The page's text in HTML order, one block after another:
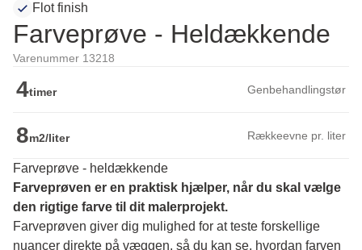
Flot finish
Farveprøve - Heldækkende
Varenummer 13218
4timer Genbehandlingstør
8m2/liter Rækkeevne pr. liter
Farveprøve - heldækkende
Farveprøven er en praktisk hjælper, når du skal vælge
den rigtige farve til dit malerprojekt.
Farveprøven giver dig mulighed for at teste forskellige
nuancer direkte på væggen, så du kan se, hvordan farven